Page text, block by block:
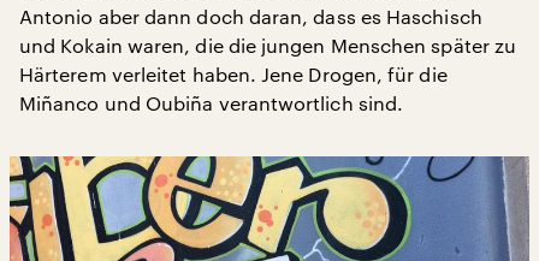
Antonio aber dann doch daran, dass es Haschisch
und Kokain waren, die die jungen Menschen später zu
Härterem verleitet haben. Jene Drogen, für die
Miñanco und Oubiña verantwortlich sind.